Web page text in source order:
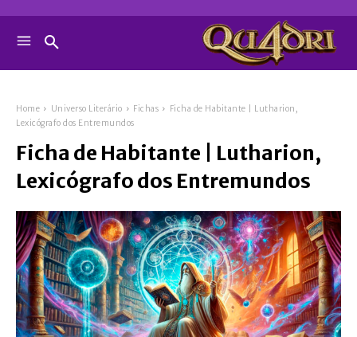
Home Universo Literário Fichas
Ficha de Habitante | Lutharion,
Lexicógrafo dos Entremundos
Ficha de Habitante | Lutharion,
Lexicógrafo dos Entremundos